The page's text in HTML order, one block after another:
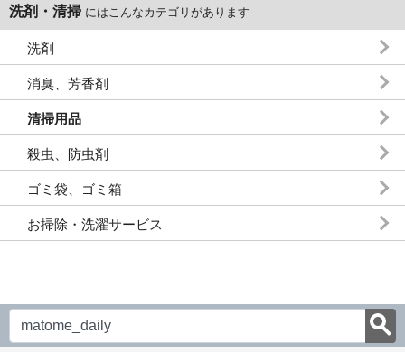
洗剤・清掃 にはこんなカテゴリがあります
洗剤
消臭、芳香剤
清掃用品
殺虫、防虫剤
ゴミ袋、ゴミ箱
お掃除・洗濯サービス